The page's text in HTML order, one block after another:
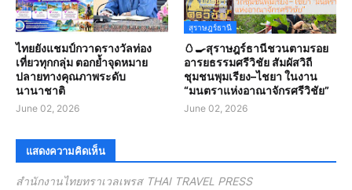
ไทยยังแชมป์กวาดรางวัลท่อง
เที่ยวทุกกลุ่ม ตอกย้ำจุดหมาย
ปลายทางคุณภาพระดับ
นานาชาติ
June 02, 2026
สุราษฎร์ธานี
🥚🍳สุราษฎร์ธานีชวนตามรอย
อารยธรรมศรีวิชัย สัมผัสวิถี
ชุมชนพุมเรียง–ไชยา ในงาน
“มนตราแห่งอาณาจักรศรีวิชัย”
June 02, 2026
แสดงความคิดเห็น
สำนักงานไทยทราเวลเพรส THAI TRAVEL PRESS